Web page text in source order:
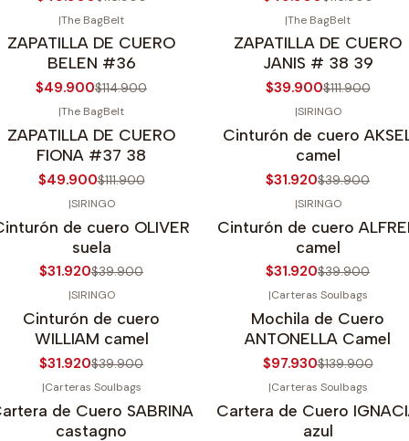
|The BagBelt
ZAPATILLA DE CUERO
BELEN #36
$49.900$114.900
|The BagBelt
ZAPATILLA DE CUERO
JANIS # 38 39
$39.900$111.900
|The BagBelt
ZAPATILLA DE CUERO
FIONA #37 38
$49.900$111.900
|SIRINGO
Cinturón de cuero
camel
$31.920$39.900
|SIRINGO
de cuero OLIVER
suela
$31.920$39.900
|SIRINGO
Cinturón de cuero
camel
$31.920$39.900
|SIRINGO
Cinturón de cuero
WILLIAM camel
$31.920$39.900
|Carteras Soulbags
Mochila de Cuero
ANTONELLA Camel
$97.930$139.900
|Carteras Soulbags
de Cuero SABRINA
castagno
Agotado
|Carteras Soulbags
Cartera de Cuero
azul